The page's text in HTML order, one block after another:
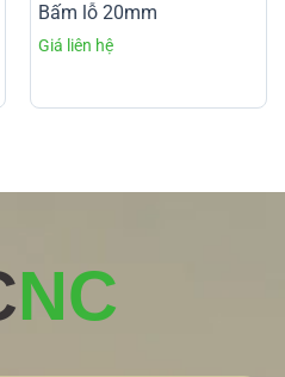
Bấm lỗ 20mm
NC